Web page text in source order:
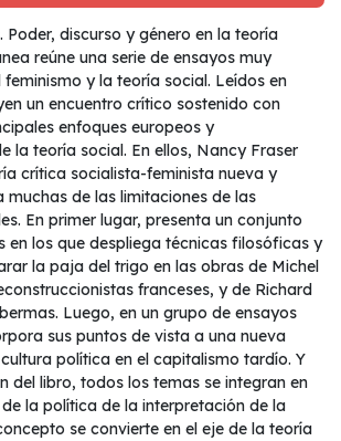
Poder, discurso y género en la teoría
reúne una serie de ensayos muy
y la teoría social. Leídos en
un encuentro crítico sostenido con
enfoques europeos y
la teoría social. En ellos, Nancy Fraser
crítica socialista-feminista nueva y
muchas de las limitaciones de las
En primer lugar, presenta un conjunto
en los que despliega técnicas filosóficas y
la paja del trigo en las obras de Michel
franceses, y de Richard
Luego, en un grupo de ensayos
sus puntos de vista a una nueva
política en el capitalismo tardío. Y
del libro, todos los temas se integran en
la política de la interpretación de la
se convierte en el eje de la teoría